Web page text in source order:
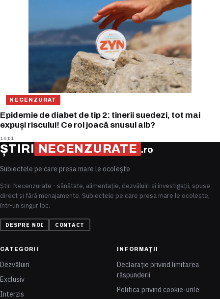
NECENZURAT
Epidemie de diabet de tip 2: tinerii suedezi, tot mai
expuși riscului! Ce rol joacă snusul alb?
ieri
ȘTIRI NECENZURATE .ro
Subiectele pe care presa mare le ocolește
Știri Necenzurate - sănătate, alimentație, dezvăluiri și investigații, spuse
direct și fără menajamente. Subiectele pe care presa mare le ocolește,
într-un singur loc.
DESPRE NOI CONTACT
CATEGORII
Dezvăluiri
Exclusiv
Interzis
INFORMAȚII
Declarație privind limitarea
răspunderii
Politica privind cookie-urile